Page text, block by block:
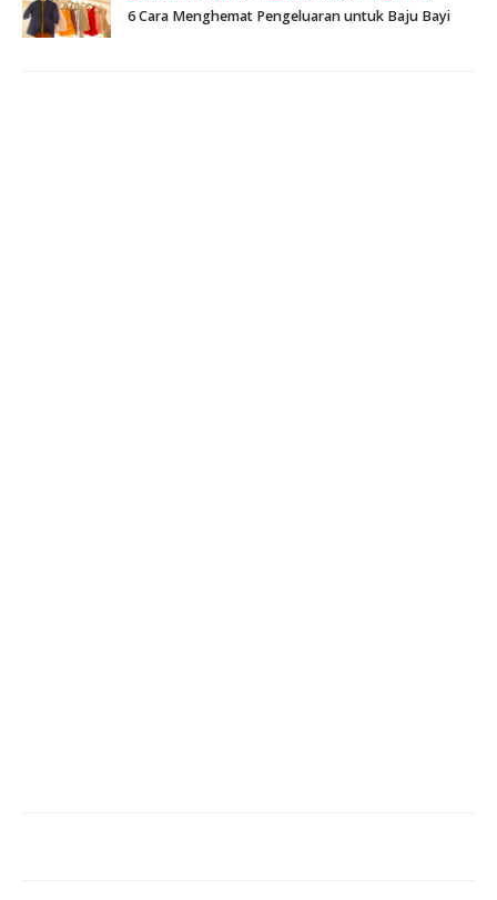
6 Cara Menghemat Pengeluaran untuk Baju Bayi